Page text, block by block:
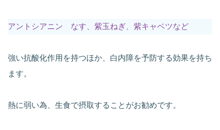
アントシアニン なす、紫玉ねぎ、紫キャベツなど
強い抗酸化作用を持つほか、白内障を予防する効果を持ち
ます。
熱に弱い為、生食で摂取することがお勧めです。